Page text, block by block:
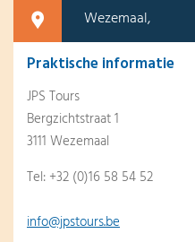
Wezemaal,
Praktische informatie
JPS Tours
Bergzichtstraat 1
3111 Wezemaal
Tel: +32 (0)16 58 54 52
info@jpstours.be